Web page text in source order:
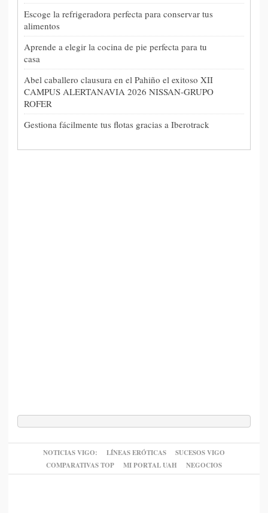
Escoge la refrigeradora perfecta para conservar tus
alimentos
Aprende a elegir la cocina de pie perfecta para tu
casa
Abel caballero clausura en el Pahiño el exitoso XII
CAMPUS ALERTANAVIA 2026 NISSAN-GRUPO
ROFER
Gestiona fácilmente tus flotas gracias a Iberotrack
NOTICIAS VIGO: LÍNEAS ERÓTICAS
SUCESOS VIGO
COMPARATIVAS TOP
MI PORTAL UAH NEGOCIOS